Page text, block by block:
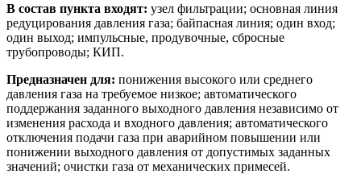
В состав пункта входят: узел фильтрации; основная линия
редуцирования давления газа; байпасная линия; один вход;
один выход; импульсные, продувочные, сбросные
трубопроводы; КИП.
Предназначен для: понижения высокого или среднего
давления газа на требуемое низкое; автоматического
поддержания заданного выходного давления независимо от
изменения расхода и входного давления; автоматического
отключения подачи газа при аварийном повышении или
понижении выходного давления от допустимых заданных
значений; очистки газа от механических примесей.